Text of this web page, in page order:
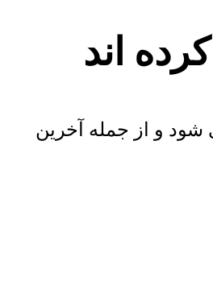
اند
شود و از جمله آخرین